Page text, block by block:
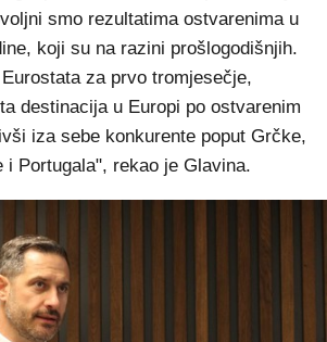
smo rezultatima ostvarenima u
koji su na razini prošlogodišnjih.
za prvo tromjesečje,
destinacija u Europi po ostvarenim
iza sebe konkurente poput Grčke,
i Portugala", rekao je Glavina.